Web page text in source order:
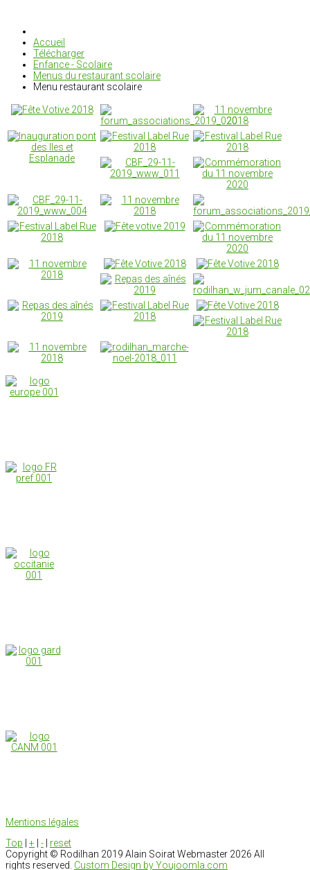
Accueil
Télécharger
Enfance - Scolaire
Menus du restaurant scolaire
Menu restaurant scolaire
Mentions légales
Top
+ -
reset
Copyright © Rodilhan 2019 Alain Soirat Webmaster 2026 All
rights reserved. Custom Design by Youjoomla.com